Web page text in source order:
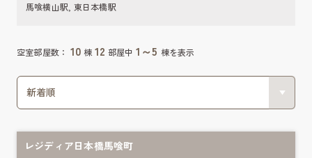
空室部屋数： 10 棟 12 部屋中 1～5 棟を表示
馬喰横山駅, 東日本橋駅
レジディア日本橋馬喰町